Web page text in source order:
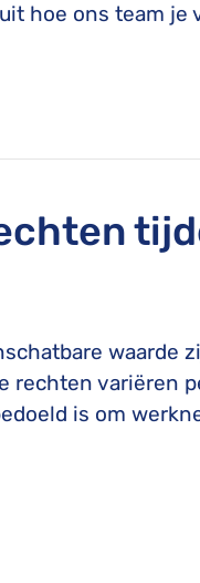
hoe ons team je
waarde
variëren
is om